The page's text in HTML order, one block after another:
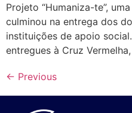
Projeto “Humaniza-te”,
culminou na entrega dos
instituições de apoio
entregues à Cruz
← Previous